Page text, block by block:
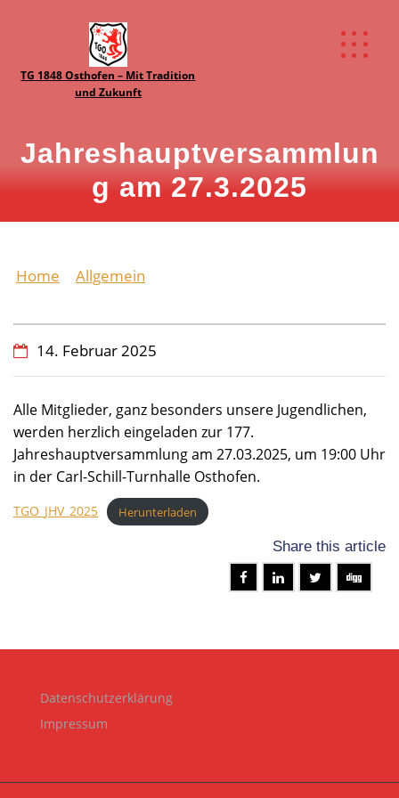
TG 1848 Osthofen – Mit Tradition
und Zukunft
Jahreshauptversammlun
g am 27.3.2025
Home Allgemein
14. Februar 2025
Alle Mitglieder, ganz besonders unsere Jugendlichen,
werden herzlich eingeladen zur 177.
Jahreshauptversammlung am 27.03.2025, um 19:00 Uhr
in der Carl-Schill-Turnhalle Osthofen.
TGO_JHV_2025 Herunterladen
Share this article
Datenschutzerklärung
Impressum